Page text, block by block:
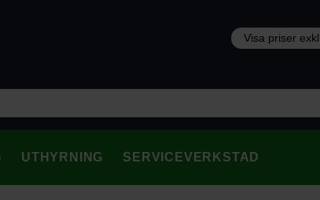
UTHYRNING SERVICEVERKSTAD